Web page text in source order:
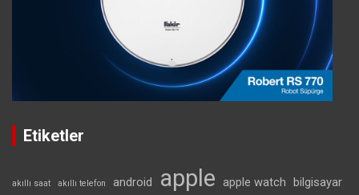
Etiketler
akıllı saat akıllı telefon android apple apple watch bilgisayar